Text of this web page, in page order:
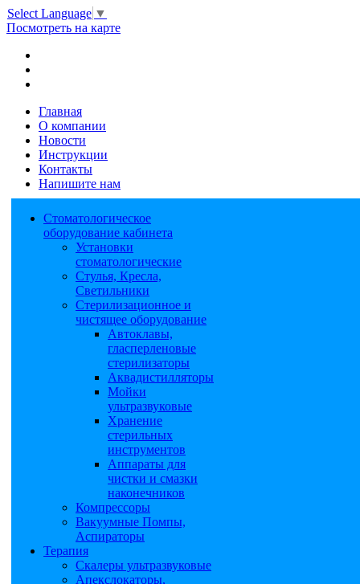
Select Language ▼
Посмотреть на карте
Главная
О компании
Новости
Инструкции
Контакты
Напишите нам
Стоматологическое
оборудование кабинета
Установки
стоматологические
Стулья, Кресла,
Светильники
Стерилизационное и
чистящее оборудование
Автоклавы,
гласперленовые
стерилизаторы
Аквадистилляторы
Мойки
ультразвуковые
Хранение
стерильных
инструментов
Аппараты для
чистки и смазки
наконечников
Компрессоры
Вакуумные Помпы,
Аспираторы
Терапия
Скалеры ультразвуковые
Апекслокаторы,